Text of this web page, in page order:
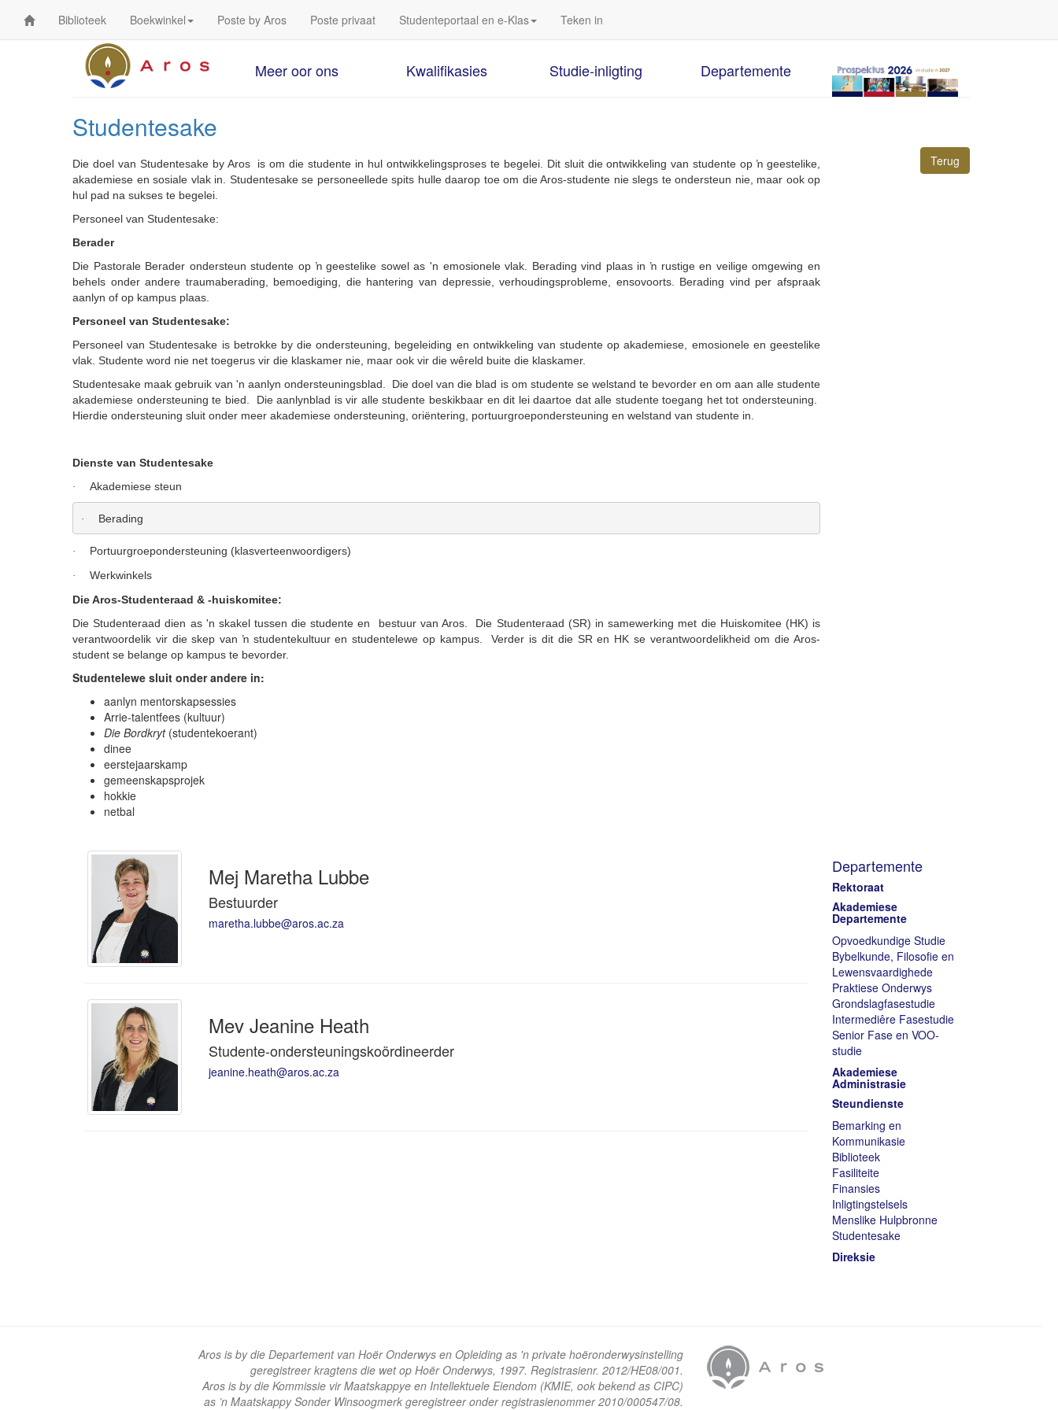
Biblioteek Boekwinkel Poste by Aros Poste privaat Studenteportaal en e-Klas Teken in
Meer oor ons Kwalifikasies Studie-inligting Departemente
Studentesake
Die doel van Studentesake by Aros is om die studente in hul ontwikkelingsproses te begelei. Dit sluit die ontwikkeling van studente op ŉ geestelike,
akademiese en sosiale vlak in. Studentesake se personeellede spits hulle daarop toe om die Aros-studente nie slegs te ondersteun nie, maar ook op
hul pad na sukses te begelei
Personeel van Studentesake:
Berader
Die Pastorale Berader ondersteun studente op ŉ geestelike sowel as 'n emosionele vlak. Berading vind plaas in ŉ rustige en veilige omgewing en
behels onder andere traumaberading, bemoediging, die hantering van depressie, verhoudingsprobleme, ensovoorts. Berading vind per afspraak
aanlyn of op kampus plaas.
Personeel van Studentesake:
Personeel van Studentesake is betrokke by die ondersteuning, begeleiding en ontwikkeling van studente op akademiese, emosionele en geestelike
vlak. Studente word nie net toegerus vir die klaskamer nie, maar ook vir die wêreld buite die klaskamer.
Studentesake maak gebruik van 'n aanlyn ondersteuningsblad. Die doel van die blad is om studente se welstand te bevorder en om aan alle studente
akademiese ondersteuning te bied. Die aanlynblad is vir alle studente beskikbaar en dit lei daartoe dat alle studente toegang het tot ondersteuning.
Hierdie ondersteuning sluit onder meer akademiese ondersteuning, oriëntering, portuurgroepondersteuning en welstand van studente in.
Dienste van Studentesake
· Akademiese steun
· Berading
· Portuurgroepondersteuning (klasverteenwoordigers)
·
Werkwinkels
Die Aros-Studenteraad & -huiskomitee:
Die Studenteraad dien as 'n skakel tussen die studente en bestuur van Aros. Die Studenteraad (SR) in samewerking met die Huiskomitee (HK) is
verantwoordelik vir die skep van ŉ studentekultuur en studentelewe op kampus. Verder is dit die SR en HK se verantwoordelikheid om die Aros-
student se belange op kampus te bevorder.
Studentelewe sluit onder andere in:
aanlyn mentorskapsessies
Arrie-talentfees (kultuur)
Die Bordkryt(studentekoerant)
dinee
eerstejaarskamp
gemeenskapsprojek
hokkie
netbal
Terug
Mej Maretha Lubbe
Bestuurder
maretha.lubbe@aros.ac.za
Mev Jeanine Heath
Studente-ondersteuningskoördineerder
jeanine.heath@aros.ac.za
Departemente
Rektoraat
Akademiese
Departemente
Opvoedkundige Studie
Bybelkunde, Filosofie en
Lewensvaardighede
Praktiese Onderwys
Grondslagfasestudie
Intermediêre Fasestudie
Senior Fase en VOO-
studie
Akademiese
Administrasie
Steundienste
Bemarking en
Kommunikasie
Biblioteek
Fasiliteite
Finansies
Inligtingstelsels
Menslike Hulpbronne
Studentesake
Direksie
Aros is by die Departement van Hoër Onderwys en Opleiding as 'n private hoëronderwysinstelling
geregistreer kragtens die wet op Hoër Onderwys, 1997. Registrasienr. 2012/HE08/001.
Aros is by die Kommissie vir Maatskappye en Intellektuele Eiendom (KMIE, ook bekend as CIPC)
as ’n Maatskappy Sonder Winsoogmerk geregistreer onder registrasienommer 2010/000547/08.